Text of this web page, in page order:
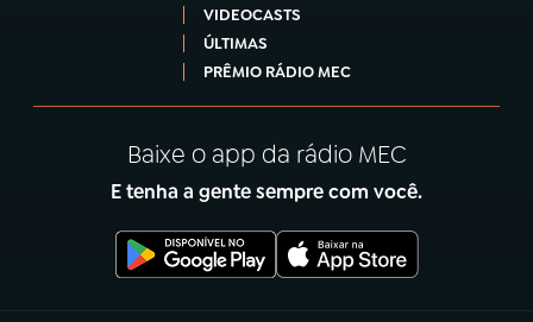
VIDEOCASTS
ÚLTIMAS
PRÊMIO RÁDIO MEC
Baixe o app da rádio MEC
E tenha a gente sempre com você.